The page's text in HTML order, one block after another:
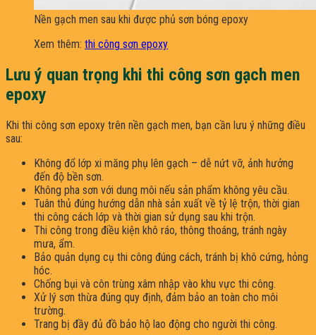
Nền gạch men sau khi được phủ sơn bóng epoxy
Xem thêm: thi công sơn epoxy
Lưu ý quan trọng khi thi công sơn gạch men
epoxy
Khi thi công sơn epoxy trên nền gạch men, bạn cần lưu ý những điều
sau:
Không đổ lớp xi măng phụ lên gạch – dễ nứt vỡ, ảnh hưởng
đến độ bền sơn.
Không pha sơn với dung môi nếu sản phẩm không yêu cầu.
Tuân thủ đúng hướng dẫn nhà sản xuất về tỷ lệ trộn, thời gian
thi công cách lớp và thời gian sử dụng sau khi trộn.
Thi công trong điều kiện khô ráo, thông thoáng, tránh ngày
mưa, ẩm.
Bảo quản dụng cụ thi công đúng cách, tránh bị khô cứng, hỏng
hóc.
Chống bụi và côn trùng xâm nhập vào khu vực thi công.
Xử lý sơn thừa đúng quy định, đảm bảo an toàn cho môi
trường.
Trang bị đầy đủ đồ bảo hộ lao động cho người thi công.